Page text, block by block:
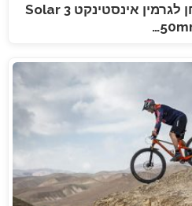
חייל - שפר שעונך: מבחן לגרמין אינסטינקט 3 Solar